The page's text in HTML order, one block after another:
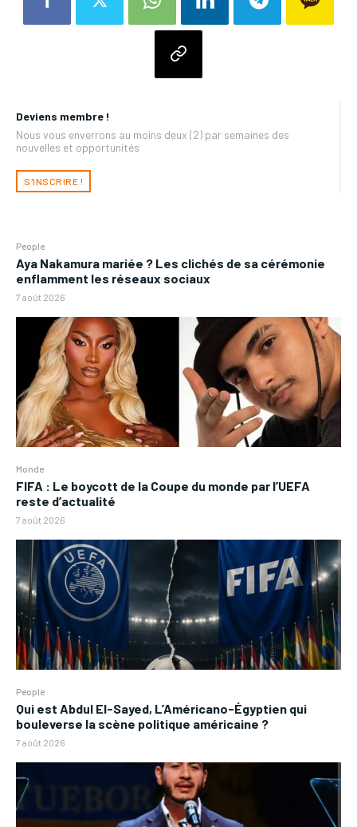
Deviens membre !
Nous vous enverrons au moins deux (2) par semaines des
nouvelles et opportunités
S'INSCRIRE !
People
Aya Nakamura mariée ? Les clichés de sa cérémonie
enflamment les réseaux sociaux
7 août 2026
Monde
FIFA : Le boycott de la Coupe du monde par l’UEFA
reste d’actualité
7 août 2026
People
Qui est Abdul El-Sayed, L’Américano-Égyptien qui
bouleverse la scène politique américaine ?
7 août 2026